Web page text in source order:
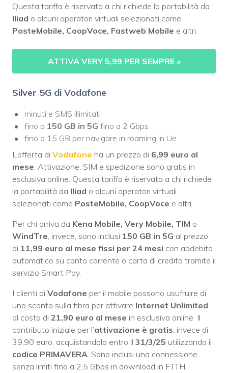
Questa tariffa è riservata a chi richiede la portabilità da
Iliad o alcuni operatori virtuali selezionati come
PosteMobile, CoopVoce, Fastweb Mobile e altri.
ATTIVA VERY 5,99 PER SEMPRE »
Silver 5G di Vodafone
minuti e SMS illimitati
fino a 150 GB in 5G fino a 2 Gbps
fino a 15 GB per navigare in roaming in Ue
L’offerta di Vodafone ha un prezzo di 6,99 euro al
mese. Attivazione, SIM e spedizione sono gratis in
esclusiva online. Questa tariffa è riservata a chi richiede
la portabilità da Iliad o alcuni operatori virtuali
selezionati come PosteMobile, CoopVoce e altri.
Per chi arriva da Kena Mobile, Very Mobile, TIM o
WindTre, invece, sono inclusi 150 GB in 5G al prezzo
di 11,99 euro al mese fissi per 24 mesi con addebito
automatico su conto corrente o carta di credito tramite il
servizio Smart Pay.
I clienti di Vodafone per il mobile possono usufruire di
uno sconto sulla fibra per attivare Internet Unlimited
al costo di 21,90 euro al mese in esclusiva online. Il
contributo iniziale per l’attivazione è gratis, invece di
39,90 euro, acquistandola entro il 31/3/25 utilizzando il
codice PRIMAVERA. Sono inclusi una connessione
senza limiti fino a 2,5 Gbps in download in FTTH,